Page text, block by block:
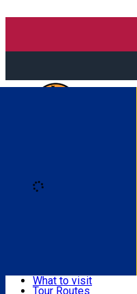
What to visit
Tour Routes